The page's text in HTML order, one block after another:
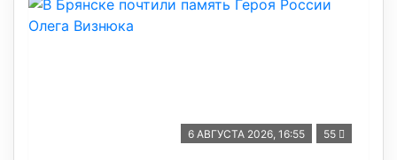
6 АВГУСТА 2026, 16:55 55